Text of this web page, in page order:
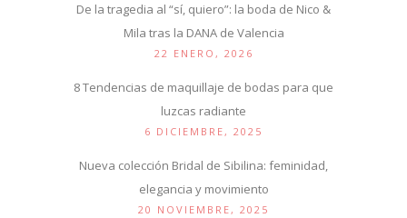
De la tragedia al “sí, quiero”: la boda de Nico &
Mila tras la DANA de Valencia
22 ENERO, 2026
8 Tendencias de maquillaje de bodas para que
luzcas radiante
6 DICIEMBRE, 2025
Nueva colección Bridal de Sibilina: feminidad,
elegancia y movimiento
20 NOVIEMBRE, 2025